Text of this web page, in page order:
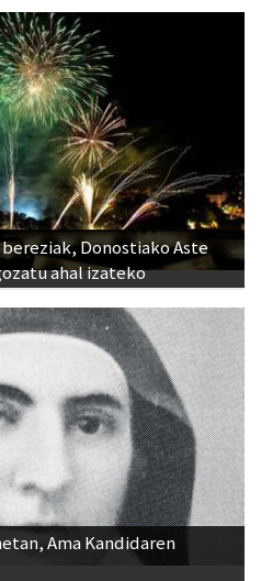
Donostiako Aste
ahal izateko
Ama Kandidaren